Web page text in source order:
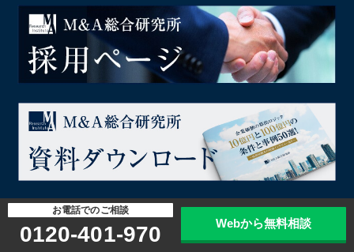
お電話でのご相談
0120-401-970 Webから無料相談
会社概要